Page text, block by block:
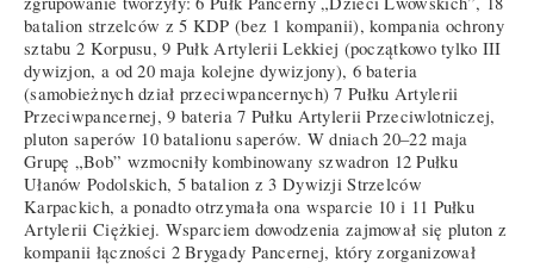
batalion strzelców z 5 KDP (bez 1 kompanii), kompania ochrony
sztabu 2 Korpusu, 9 Pułk Artylerii Lekkiej (początkowo tylko III
dywizjon, a od 20 maja kolejne dywizjony), 6 bateria
(samobieżnych dział przeciwpancernych) 7 Pułku Artylerii
Przeciwpancernej, 9 bateria 7 Pułku Artylerii Przeciwlotniczej,
pluton saperów 10 batalionu saperów. W dniach 20–22 maja
Grupę „Bob” wzmocniły kombinowany szwadron 12 Pułku
Ułanów Podolskich, 5 batalion z 3 Dywizji Strzelców
Karpackich, a ponadto otrzymała ona wsparcie 10 i 11 Pułku
Artylerii Ciężkiej. Wsparciem dowodzenia zajmował się pluton z
kompanii łączności 2 Brygady Pancernej, który zorganizował